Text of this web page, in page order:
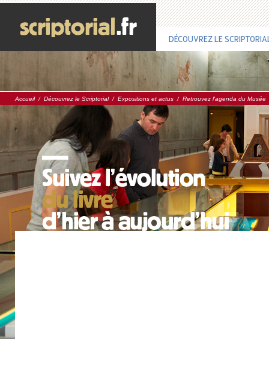
DÉCOUVREZ LE
Accueil/ Découvrez le Scriptorial/ Expositions et actus / Retrouvez l'agenda du Musée